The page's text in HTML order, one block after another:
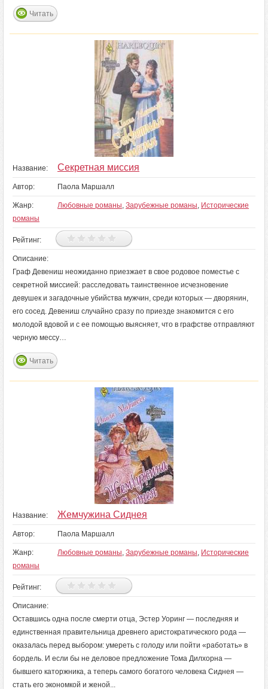
Читать
Название: Секретная миссия
Автор: Паола Маршалл
Жанр: Любовные романы, Зарубежные романы, Исторические
романы
Рейтинг:
Описание:
Граф Девениш неожиданно приезжает в свое родовое поместье с
секретной миссией: расследовать таинственное исчезновение
девушек и загадочные убийства мужчин, среди которых — дворянин,
его сосед. Девениш случайно сразу по приезде знакомится с его
молодой вдовой и с ее помощью выясняет, что в графстве отправляют
черную мессу…
Читать
Название: Жемчужина Сиднея
Автор: Паола Маршалл
Жанр: Любовные романы, Зарубежные романы, Исторические
романы
Рейтинг:
Описание:
Оставшись одна после смерти отца, Эстер Уоринг — последняя и
единственная правительница древнего аристократического рода —
оказалась перед выбором: умереть с голоду или пойти «работать» в
бордель. И если бы не деловое предложение Тома Дилхорна —
бывшего каторжника, а теперь самого богатого человека Сиднея —
стать его экономкой и женой...